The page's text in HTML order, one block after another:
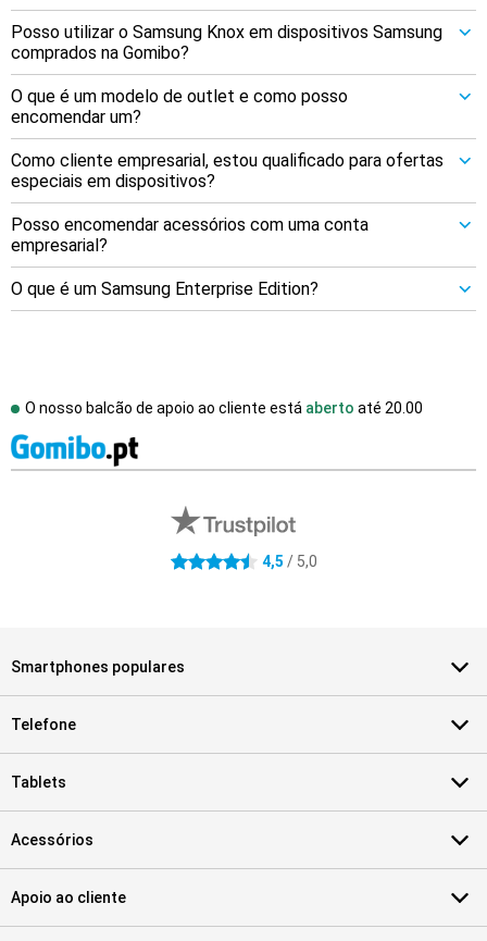
Posso utilizar o Samsung Knox em dispositivos Samsung
comprados na Gomibo?
O que é um modelo de outlet e como posso
encomendar um?
Como cliente empresarial, estou qualificado para ofertas
especiais em dispositivos?
Posso encomendar acessórios com uma conta
empresarial?
O que é um Samsung Enterprise Edition?
O nosso balcão de apoio ao cliente está aberto até 20.00
4.5 estrelas 4,5 / 5,0
Smartphones populares
Telefone
Tablets
Acessórios
Apoio ao cliente